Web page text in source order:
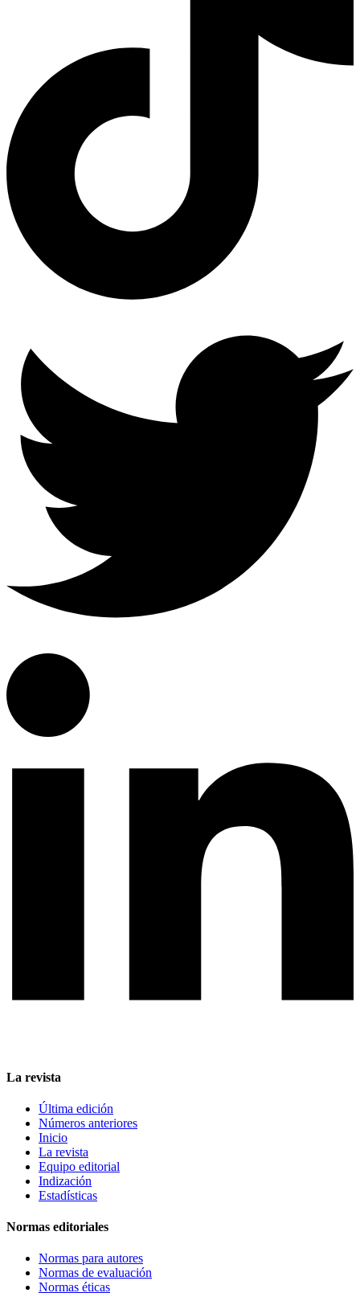
La revista
Última edición
Números anteriores
Inicio
La revista
Equipo editorial
Indización
Estadísticas
Normas editoriales
Normas para autores
Normas de evaluación
Normas éticas